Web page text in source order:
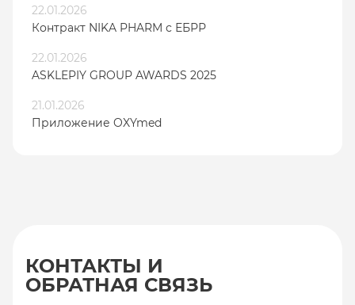
22.01.2026
Контракт NIKA PHARM с ЕБРР
22.01.2026
ASKLEPIY GROUP AWARDS 2025
21.01.2026
Приложение OXYmed
КОНТАКТЫ И
ОБРАТНАЯ СВЯЗЬ